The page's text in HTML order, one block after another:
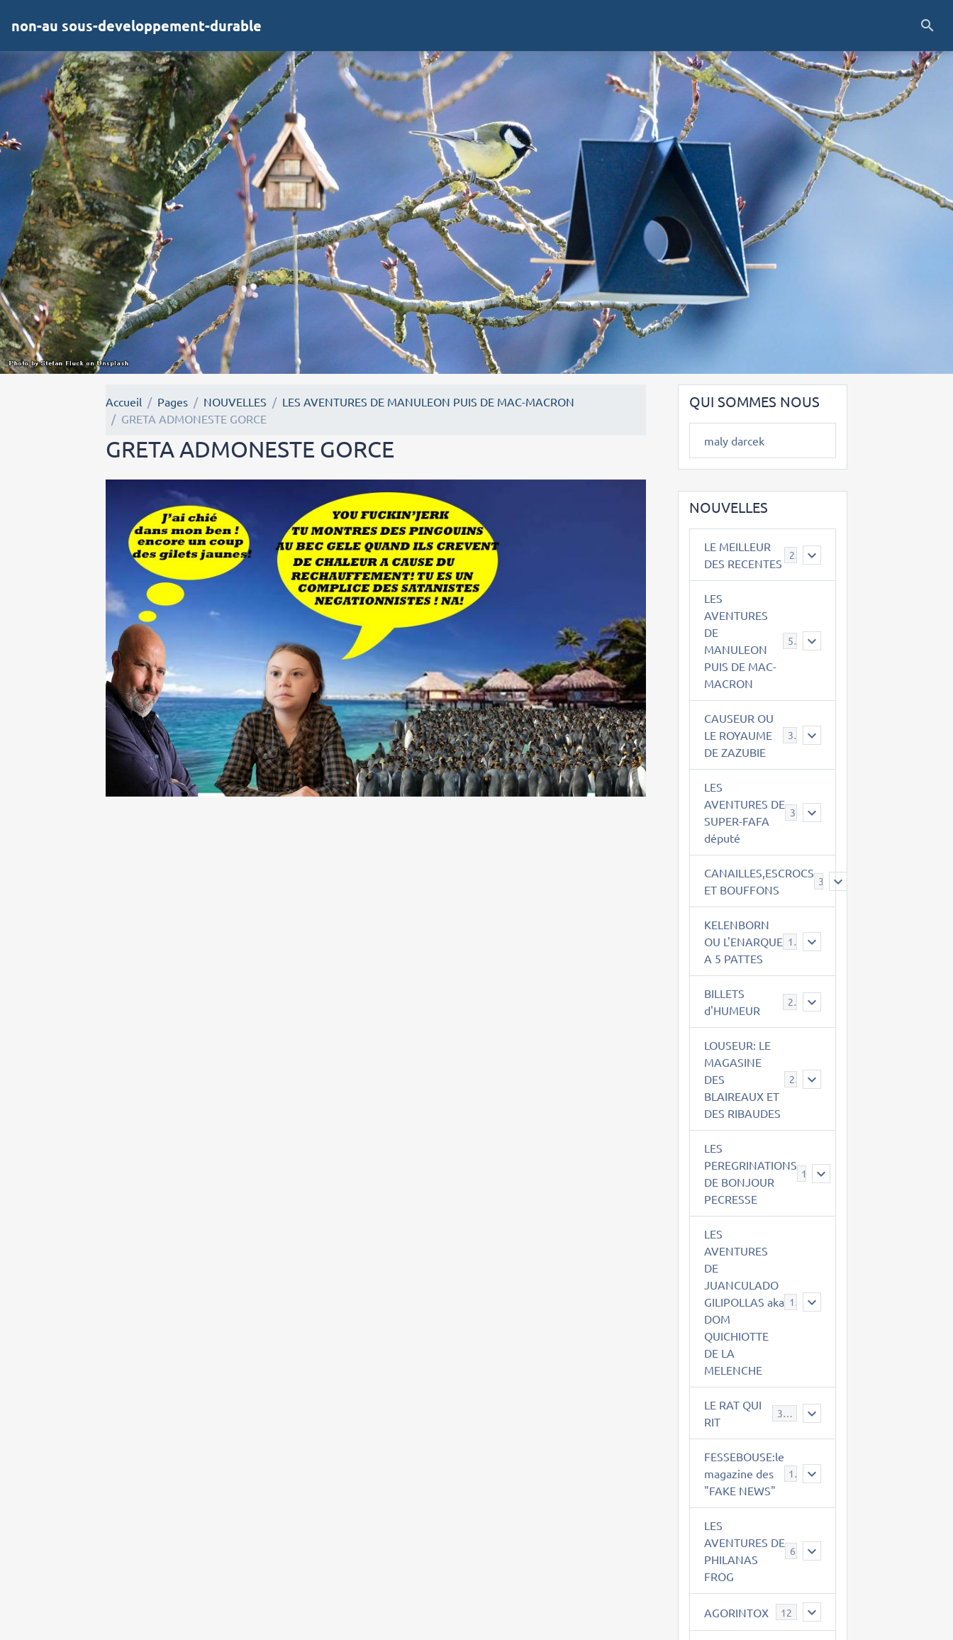
non-au sous-developpement-durable
Accueil Pages NOUVELLES
LES AVENTURES DE MANULEON PUIS DE MAC-MACRON
GRETA ADMONESTE GORCE
GRETA ADMONESTE GORCE
QUI SOMMES NOUS
maly darcek
NOUVELLES
LE MEILLEUR
DES RECENTES
2
LES
AVENTURES
DE
MANULEON
PUIS DE MAC-
MACRON
543
CAUSEUR OU
LE ROYAUME
DE ZAZUBIE
38
LES
AVENTURES DE
SUPER-FAFA
député
CANAILLES,ESCROCS
ET BOUFFONS
385
KELENBORN
OU L'ENARQUE
A 5 PATTES
14
BILLETS
d'HUMEUR
2
LOUSEUR: LE
MAGASINE
DES
BLAIREAUX ET
DES RIBAUDES
21
LES
PEREGRINATIONS
DE BONJOUR
PECRESSE
14
LES
AVENTURES
DE
JUANCULADO
GILIPOLLAS aka
DOM
QUICHIOTTE
DE LA
MELENCHE
119
LE RAT QUI
RIT
395
FESSEBOUSE:le
magazine des
"FAKE NEWS"
19
LES
AVENTURES DE
PHILANAS
FROG
AGORINTOX 12